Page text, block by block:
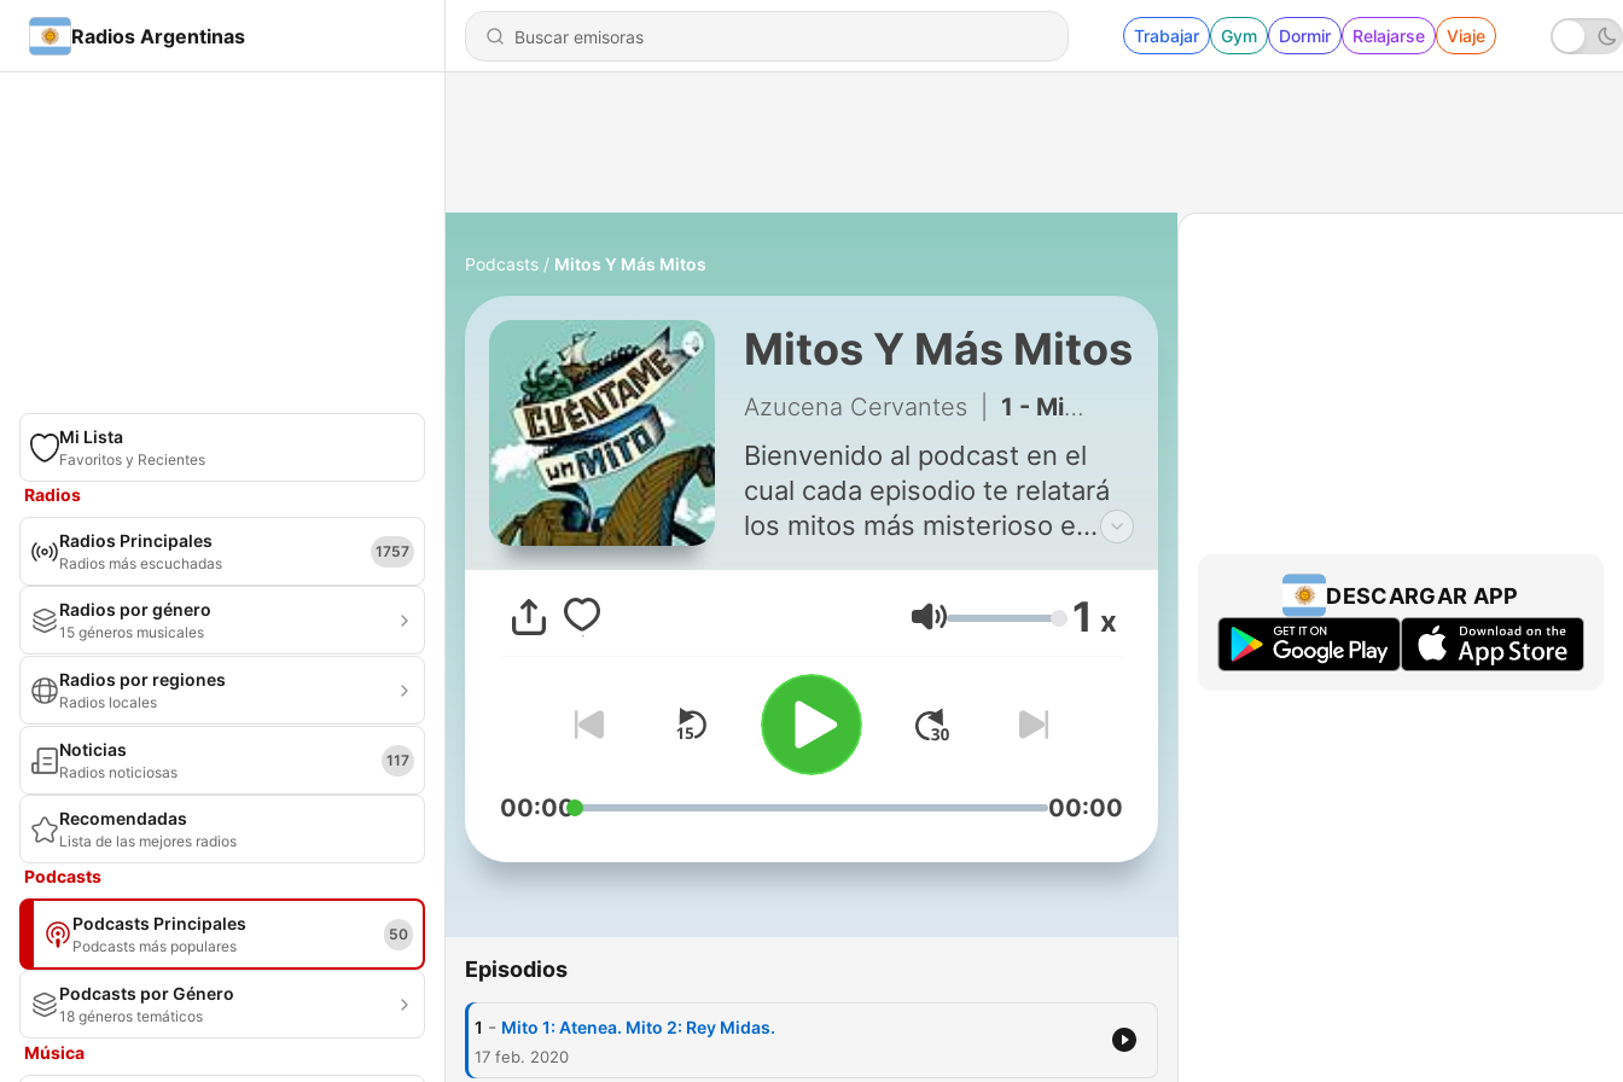
Radios Argentinas Trabajar Gym Dormir Relajarse Viaje
Mi Lista
Favoritos y Recientes
Radios
Radios Principales
Radios más escuchadas
1757
Radios por género
15 géneros musicales
Radios por regiones
Radios locales
Noticias
Radios noticiosas
117
Recomendadas
Lista de las mejores radios
Podcasts
Podcasts Principales
Podcasts más populares
50
Podcasts por Género
18 géneros temáticos
Música
Podcasts Mitos Y Más Mitos
Mitos Y Más Mitos
Azucena Cervantes 1 - Mito 1: Atenea. Mito 2: Rey Midas.
Bienvenido al podcast en el
cual cada episodio te relatará
los mitos más misterioso e
escuchar alguno.
Volumen 1 x
00:00 00:00
Episodios
1 - Mito 1: Atenea. Mito 2: Rey Midas.
17 feb. 2020
DESCARGAR APP